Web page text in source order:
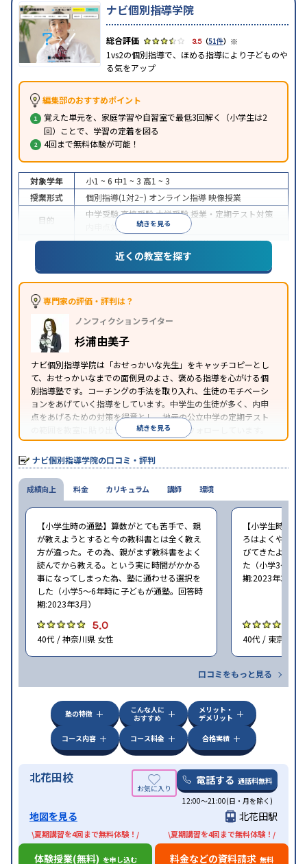
ナビ個別指導学院
3.5（51件） ※
1vs2の個別指導で、ほめる指導により子どものや
る気をアップ
編集部のおすすめポイント
覚えた単元を、家庭学習や自習室で最低3回解く（小学生は2
回）ことで、学習の定着を図る
4回まで無料体験が可能！
続きを見る
対象学年 小1 ~ 6 中1 ~ 3 高1 ~ 3
授業形式
個別指導(1対2~) オンライン指導映像授業
目的
中学受験高校受験大学受験 授業・定期テスト対策
内申点対策
学習習慣の定着
成績保証制度あり授業の振替可能オンライン対応
1科目から受講可能季節講習のみの受講可
※2023年3月調査。小学校高学年の個別指導塾アンケート調査方法を参
近くの教室を探す
専門家の評価・評判は？
ノンフィクションライター
杉浦由美子
ナビ個別指導学院は「おせっかいな先生」をキャッチコピーとし
て、おせっかいなまでの面倒見のよさ、褒める指導を心がける個
別指導塾です。コーチングの手法を取り入れ、生徒のモチベーシ
ョンをあげていく指導をしています。中学生の生徒が多く、内申
点をあげるための対策を得意とし、地元の公立中学の定期テスト
の範囲を教室に貼り出すなど手厚く学習をフォローしています。
オリジナルテキストを使用しており、特に英語は各教科書に合わ
せたテキストを使った「先取り学習」で理解度を深められます。
続きを見る
ナビ個別指導学院の口コミ・評判
成績向上
【小学生時の通塾】算数がとても苦手で、親
が教えようとすると今の教科書とは全く教え
方が違った。その為、親がまず教科書をよく
読んでから教える。という実に時間がかかる
事になってしまった為、塾に通わせる選択を
した（小学5〜6年時に子どもが通塾。回答時
期:2023年3月）
5.0
40代 / 神奈川県 女性
【小学生時の通
ろはよくやり方
びてきたようで
た（小学3〜6年
期:2023年3月）
40代 / 東京都 女
口コミをもっと見る
料金 カリキュラム 講師 環境
塾の特徴
こんな人に
おすすめ
メリット・
デメリット
コース内容
コース料金 合格実績
北花田校 電話する 通話料無料
12:00～21:00(日・月を除く)
地図を見る 北花田駅
\夏期講習を4回まで無料体験！/
体験授業(無料) を申し込む
\夏期講習を4回まで無料体験！/
料金などの資料請求 無料